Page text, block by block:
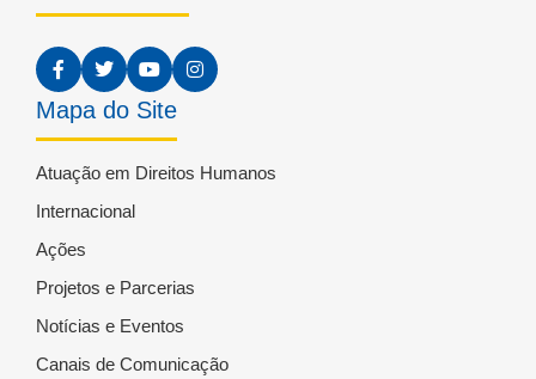
Mapa do Site
Atuação em Direitos Humanos
Internacional
Ações
Projetos e Parcerias
Notícias e Eventos
Canais de Comunicação